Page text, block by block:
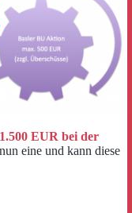
1.500 EUR bei der
eine und kann diese